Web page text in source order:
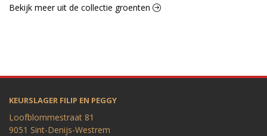
Bekijk meer uit de collectie groenten
KEURSLAGER FILIP EN PEGGY
Loofblommestraat 81
9051 Sint-Denijs-Westrem